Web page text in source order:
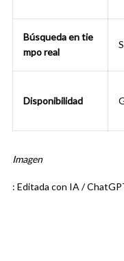
Búsqueda en tie
mpo real
Disponibilidad
Imagen
: Editada con IA /